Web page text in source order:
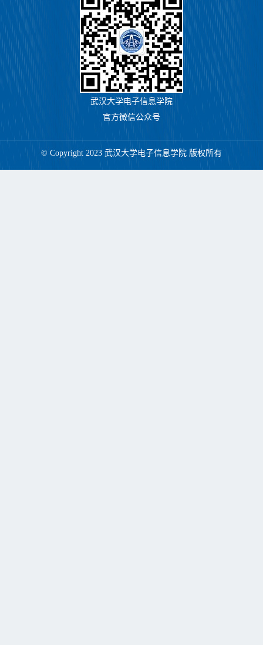
武汉大学电子信息学院
官方微信公众号
© Copyright 2023 武汉大学电子信息学院 版权所有